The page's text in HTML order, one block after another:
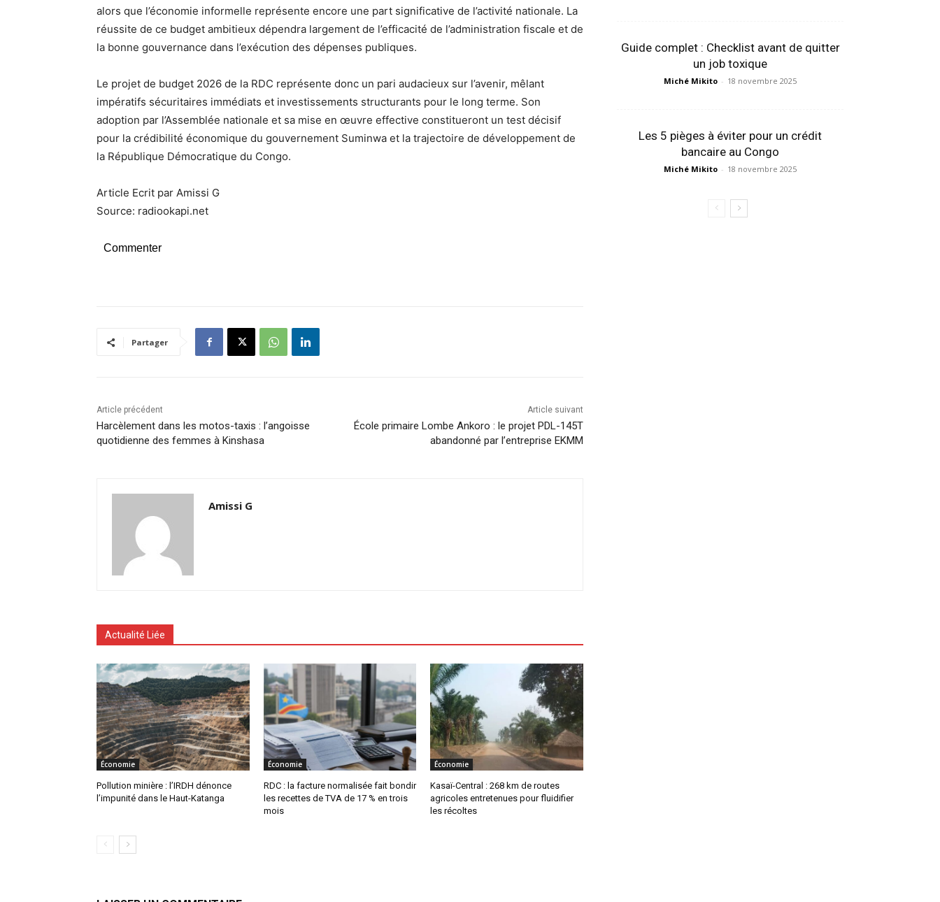
alors que l’économie informelle représente encore une part significative de l’activité nationale. La
réussite de ce budget ambitieux dépendra largement de l’efficacité de l’administration fiscale et de
la bonne gouvernance dans l’exécution des dépenses publiques.
Le projet de budget 2026 de la RDC représente donc un pari audacieux sur l’avenir, mêlant
impératifs sécuritaires immédiats et investissements structurants pour le long terme. Son
adoption par l’Assemblée nationale et sa mise en œuvre effective constitueront un test décisif
pour la crédibilité économique du gouvernement Suminwa et la trajectoire de développement de
la République Démocratique du Congo.
Article Ecrit par Amissi G
Source: radiookapi.net
Commenter
Partager
Article précédent
Harcèlement dans les motos-taxis : l’angoisse
quotidienne des femmes à Kinshasa
Article suivant
École primaire Lombe Ankoro : le projet PDL-145T
abandonné par l’entreprise EKMM
Amissi G
Actualité Liée
Économie
Pollution minière : l’IRDH dénonce
l’impunité dans le Haut-Katanga
Économie
RDC : la facture normalisée fait bondir
les recettes de TVA de 17 % en trois
mois
Économie
Kasaï-Central : 268 km de routes
agricoles entretenues pour fluidifier
les récoltes
Guide complet : Checklist avant de quitter
un job toxique
Miché Mikito - 18 novembre 2025
Les 5 pièges à éviter pour un crédit
bancaire au Congo
Miché Mikito - 18 novembre 2025